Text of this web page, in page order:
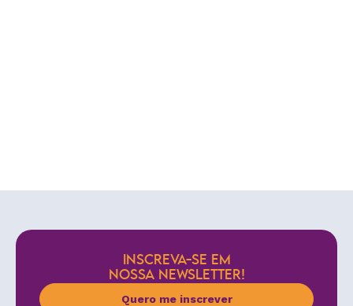
INSCREVA-SE EM
NOSSA NEWSLETTER!
Quero me inscrever